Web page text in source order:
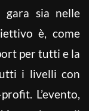
gara sia nelle
è, come
per tutti e la
i livelli con
L’evento,